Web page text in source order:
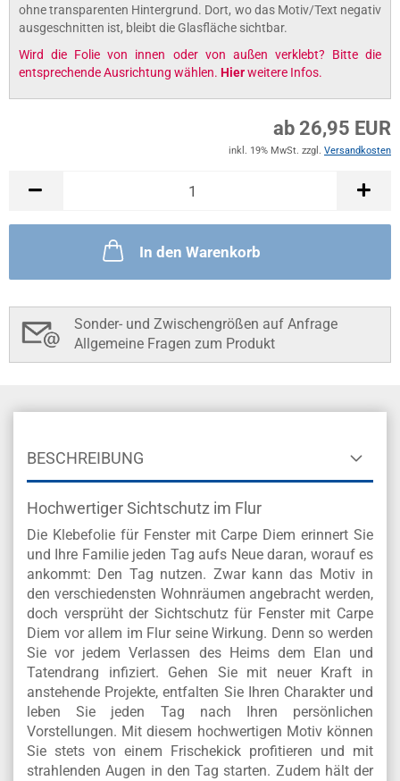
ohne transparenten Hintergrund. Dort, wo das Motiv/Text negativ
ausgeschnitten ist, bleibt die Glasfläche sichtbar.
Wird die Folie von innen oder von außen verklebt? Bitte die
entsprechende Ausrichtung wählen. Hierweitere Infos.
ab 26,95 EUR
inkl. 19% MwSt. zzgl. Versandkosten
In den Warenkorb
Sonder- und Zwischengrößen auf Anfrage
Allgemeine Fragen zum Produkt
BESCHREIBUNG
Hochwertiger Sichtschutz im Flur
Die Klebefolie für Fenster mit Carpe Diem erinnert Sie
und Ihre Familie jeden Tag aufs Neue daran, worauf es
ankommt: Den Tag nutzen. Zwar kann das Motiv in
den verschiedensten Wohnräumen angebracht werden,
doch versprüht der Sichtschutz für Fenster mit Carpe
Diem vor allem im Flur seine Wirkung. Denn so werden
Sie vor jedem Verlassen des Heims dem Elan und
Tatendrang infiziert. Gehen Sie mit neuer Kraft in
anstehende Projekte, entfalten Sie Ihren Charakter und
leben Sie jeden Tag nach Ihren persönlichen
Vorstellungen. Mit diesem hochwertigen Motiv können
Sie stets von einem Frischekick profitieren und mit
strahlenden Augen in den Tag starten. Zudem hält der